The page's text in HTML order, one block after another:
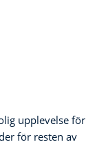
upplevelse för
för resten av